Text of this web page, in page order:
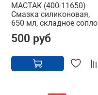
МАСТАК (400-11650)
Смазка силиконовая,
650 мл, складное сопло
500 руб